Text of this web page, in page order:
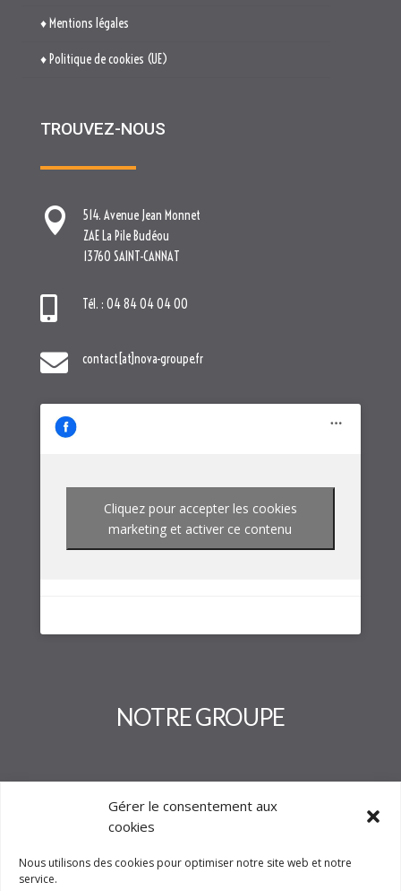
Gérer le consentement aux
cookies
Nous utilisons des cookies pour optimiser notre site web et notre
service.
♦ Mentions légales
♦ Politique de cookies (UE)
TROUVEZ-NOUS

514. Avenue Jean Monnet
ZAE La Pile Budéou
13760 SAINT-CANNAT
 Tél. : 04 84 04 04 00
 contact[at]nova-groupe.fr
Cliquez pour accepter les cookies
marketing et activer ce contenu
NOTRE GROUPE